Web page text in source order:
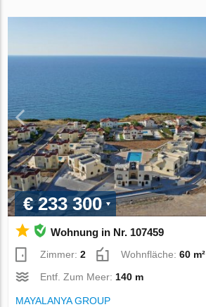
€ 233 300
Wohnung in Nr. 107459
Zimmer:2 Wohnfläche:60 m²
Entf. Zum Meer: 140 m
MAYALANYA GROUP